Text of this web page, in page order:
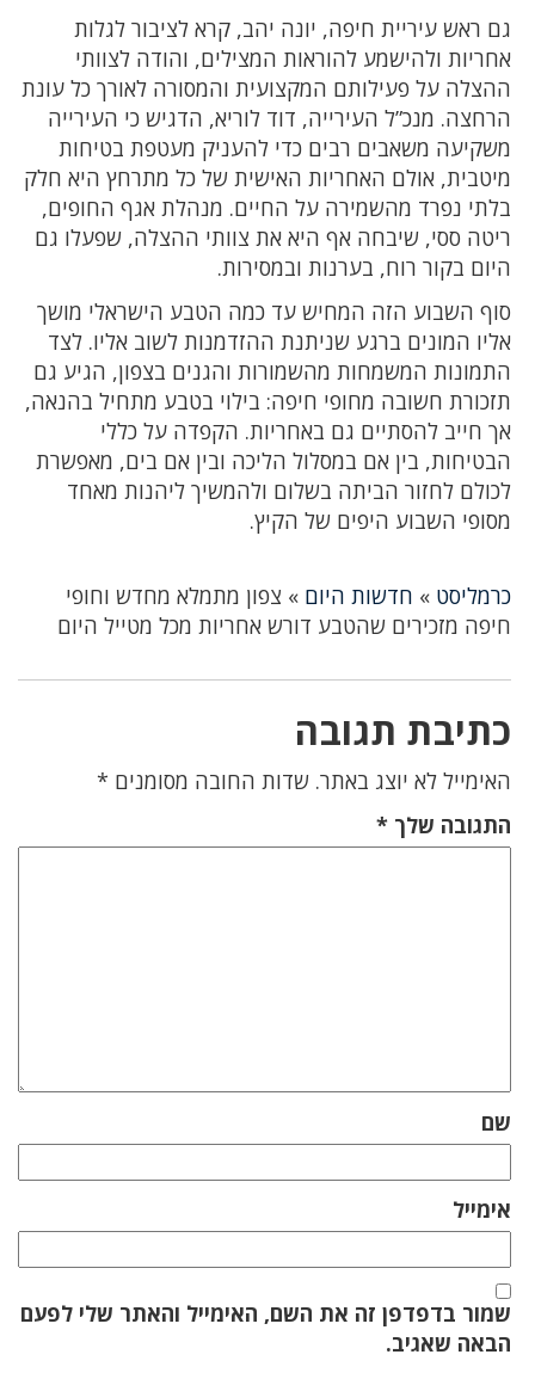
גם ראש עיריית חיפה, יונה יהב, קרא לציבור לגלות
אחריות ולהישמע להוראות המצילים, והודה לצוותי
ההצלה על פעילותם המקצועית והמסורה לאורך כל עונת
הרחצה. מנכ”ל העירייה, דוד לוריא, הדגיש כי העירייה
משקיעה משאבים רבים כדי להעניק מעטפת בטיחות
מיטבית, אולם האחריות האישית של כל מתרחץ היא חלק
בלתי נפרד מהשמירה על החיים. מנהלת אגף החופים,
ריטה ססי, שיבחה אף היא את צוותי ההצלה, שפעלו גם
היום בקור רוח, בערנות ובמסירות.
סוף השבוע הזה המחיש עד כמה הטבע הישראלי מושך
אליו המונים ברגע שניתנת ההזדמנות לשוב אליו. לצד
התמונות המשמחות מהשמורות והגנים בצפון, הגיע גם
תזכורת חשובה מחופי חיפה: בילוי בטבע מתחיל בהנאה,
אך חייב להסתיים גם באחריות. הקפדה על כללי
הבטיחות, בין אם במסלול הליכה ובין אם בים, מאפשרת
לכולם לחזור הביתה בשלום ולהמשיך ליהנות מאחד
מסופי השבוע היפים של הקיץ.
כרמליסט » חדשות היום » צפון מתמלא מחדש וחופי
חיפה מזכירים שהטבע דורש אחריות מכל מטייל היום
כתיבת תגובה
האימייל לא יוצג באתר. שדות החובה מסומנים *
התגובה שלך *
שם
אימייל
שמור בדפדפן זה את השם, האימייל והאתר שלי לפעם
הבאה שאגיב.